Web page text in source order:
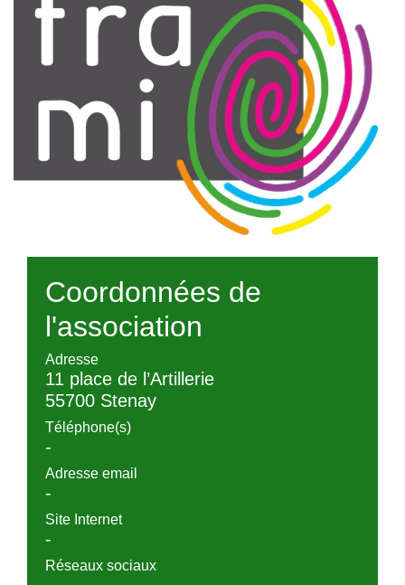
Coordonnées de
l'association
Adresse
11 place de l’Artillerie
55700 Stenay
Téléphone(s)
-
Adresse email
-
Site Internet
-
Réseaux sociaux